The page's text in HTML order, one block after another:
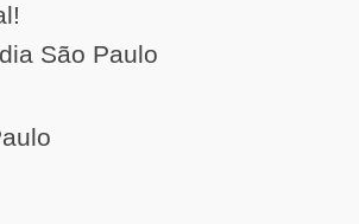
São Paulo